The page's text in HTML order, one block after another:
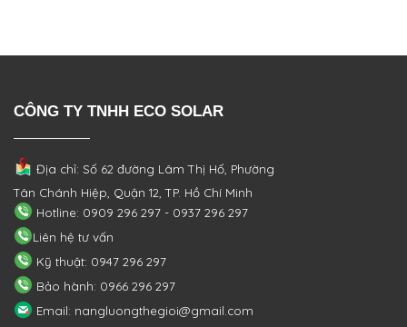
CÔNG TY TNHH ECO SOLAR
Địa chỉ: Số 62 đường Lâm Thị Hố, Phường
Tân Chánh Hiệp, Quận 12, TP. Hồ Chí Minh
Hotline: 0909 296 297 - 0937 296 297
Liên hệ tư vấn
Kỹ thuật: 0947 296 297
Bảo hành: 0966 296 297
Email: nangluongthegioi@gmail.com